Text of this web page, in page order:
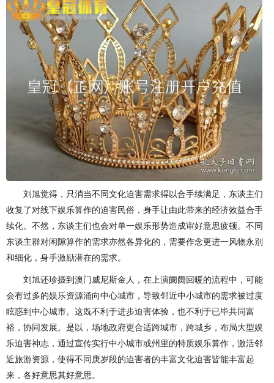
刘旭觉得，只消当不同文化迫害需求得以合手续满足，东谈主们
收复了对线下娱乐算作的迫害民俗，身手让由此带来的经济效益合手
续化。不然，东谈主们也会对单一娱乐形势造成审好意思疲顿。不同
东谈主群对闲隙算作的需求亦然各异化的，需要作念更进一风物永别
和细化，身手激励潜在的需求。
刘旭还珍摄到澳门威尼斯金人，在上演阛阓回暖的流程中，可能
会有过多的娱乐资源涌向中心城市，导致邻近中小城市的需求被过度
眩惑到中心城市。这既不利于进步迫害体验，也不利于已毕共同富
裕，协同发展。是以，场地政府更合适跨城市，跨城乡，布局大型娱
乐迫害神志，通过宣传实行中小城市或州里的特质娱乐算作，激活邻
近旅游资源，使得不同庚岁段的迫害者的丰富文化迫害皆能丰富起
来，各好意思其好意思。